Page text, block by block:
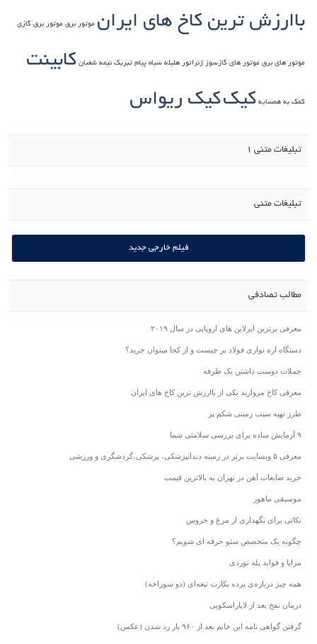
باارزش ترین کاخ های ایران موتور برق موتور برق گازی
موتور های برق موتور های گازسوز ژنراتور هلیله سیاه پیام تبریک نیمه شعبان کابینت
کمک به همسایه کیککیک ریواس
تبلیغات متنی 1
تبلیغات متنی
فیلم خارجی جدید
مطالب تصادفی
معرفی برترین ایرلاین های اروپایی در سال ۲۰۱۹
دستگاه اره نواری فولاد بر چیست و از کجا میتوان خرید؟
جملات دوست داشتن یک طرفه
معرفی کاخ مروارید یکی از باارزش ترین کاخ های ایران
طرز تهیه سیب زمینی شکم پر
۹ آزمایش ساده برای بررسی سلامتی شما
معرفی ۵ وبسایت برتر در زمینه دندانپزشکی، پزشکی،گردشگری و ورزشی
خرید ضایعات آهن در تهران به بالاترین قیمت
موسیقی ماهور
نکاتی برای نگهداری از مرغ و خروس
چگونه یک متخصص سئو حرفه ای شویم؟
مزایا و فواید پله نوردی
همه چیز درباره‌ی پرده بکارت تیغه‌ای (دو سوراخه)
درمان نفخ بعد از لاپاراسکوپی
گرفتن گواهی نامه این خانم بعد از ۹۶۰ بار رد شدن (عکس)